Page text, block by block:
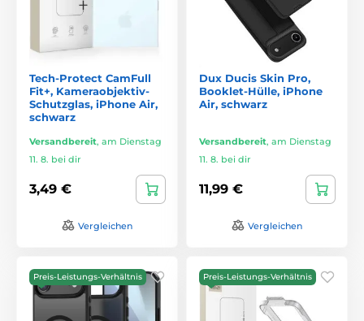
Tech-Protect CamFull
Fit+, Kameraobjektiv-
Schutzglas, iPhone Air,
schwarz
Versandbereit, am Dienstag
11. 8. bei dir
3,49 €
Vergleichen
Dux Ducis Skin Pro,
Booklet-Hülle, iPhone
Air, schwarz
Versandbereit, am Dienstag
11. 8. bei dir
11,99 €
Vergleichen
Preis-Leistungs-Verhältnis Preis-Leistungs-Verhältnis